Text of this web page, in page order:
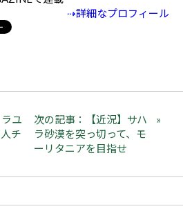
⇢詳細なプロフィール
ユ
チ
次の記事：【近況】サハ
ラ砂漠を突っ切って、モ
ーリタニアを目指せ